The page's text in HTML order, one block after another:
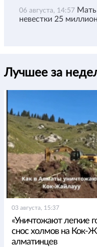
06 августа, 14:57
невестки 25
Лучшее за
03 августа, 15:37
«Уничтожают легкие
снос холмов на Кок-
алматинцев